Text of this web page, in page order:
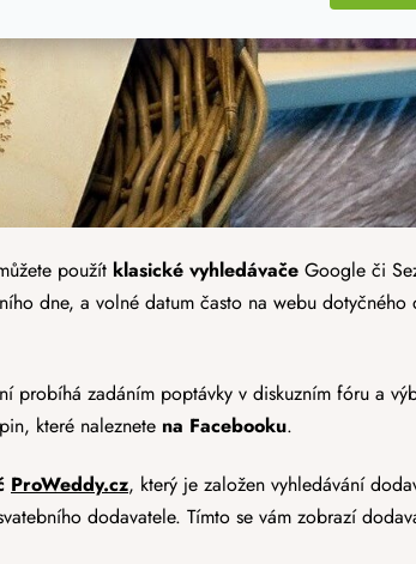
použít klasické vyhledávače Google či
dne, a volné datum často na webu dotyčného
probíhá zadáním poptávky v diskuzním fóru a
které naleznete na Facebooku.
ProWeddy.cz, který je založen vyhledávání
dodavatele. Tímto se vám zobrazí